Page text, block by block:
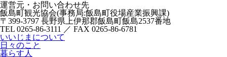
運営元・お問い合わせ先
飯島町観光協会(事務局:飯島町役場産業振興課)
〒399-3797 長野県上伊那郡飯島町飯島2537番地
TEL 0265-86-3111 ／ FAX 0265-86-6781
いいじまについて
日々のこと
暮らす人